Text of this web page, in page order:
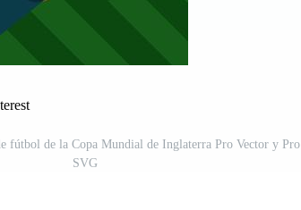
fútbol de la Copa Mundial de Inglaterra Pro Vector y Pro
SVG